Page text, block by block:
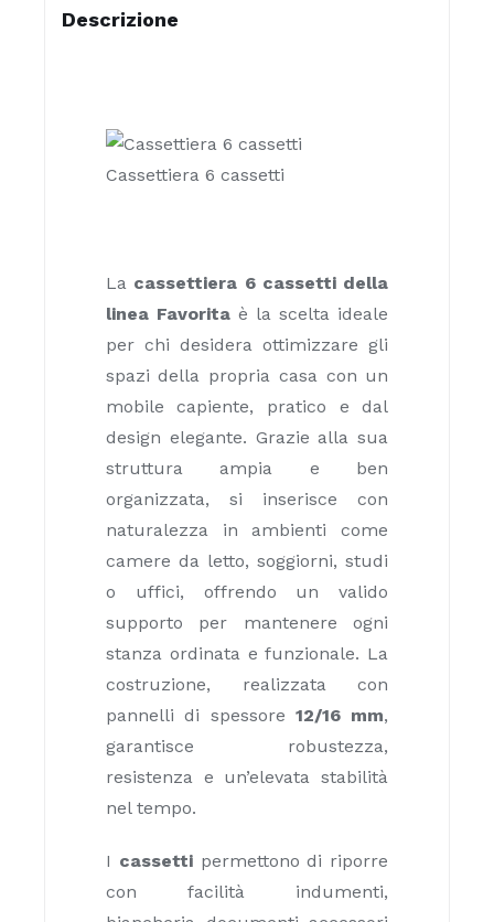
Descrizione
Cassettiera 6 cassetti
La cassettiera 6 cassetti della
linea Favoritaè la scelta ideale
per chi desidera ottimizzare gli
spazi della propria casa con un
mobile capiente, pratico e dal
design elegante. Grazie alla sua
struttura ampia e ben
organizzata, si inserisce con
naturalezza in ambienti come
camere da letto, soggiorni, studi
o uffici, offrendo un valido
supporto per mantenere ogni
stanza ordinata e funzionale. La
costruzione, realizzata con
pannelli di spessore 12/16 mm,
garantisce robustezza,
resistenza e un’elevata stabilità
nel tempo.
I cassettipermettono di riporre
con facilità indumenti,